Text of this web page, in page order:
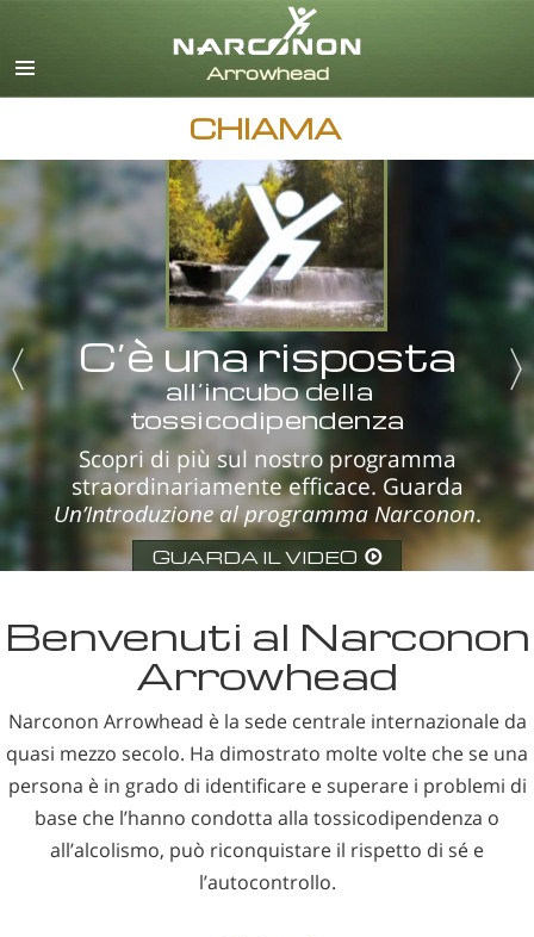
tedesco
spagnolo
francese
olandese
russo
svedese
cinese
nepalese
ucraino
CHIAMA
C’è una risposta
all’incubo della
tossicodipendenza
Scopri di più sul nostro programma
straordinariamente efficace. Guarda
Un’Introduzione al programma Narconon.
GUARDA IL VIDEO
Benvenuti al Narconon
Arrowhead
Narconon Arrowhead è la sede centrale internazionale da
quasi mezzo secolo. Ha dimostrato molte volte che se una
persona è in grado di identificare e superare i problemi di
base che l’hanno condotta alla tossicodipendenza o
all’alcolismo, può riconquistare il rispetto di sé e
l’autocontrollo.